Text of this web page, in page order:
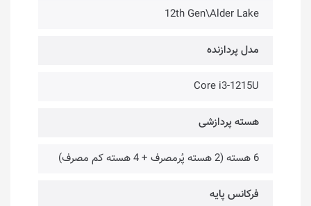
12th Gen\Alder Lake
مدل پردازنده
Core i3-1215U
هسته پردازشی
6 هسته (2 هسته پُرمصرف + 4 هسته کم مصرف)
فرکانس پایه